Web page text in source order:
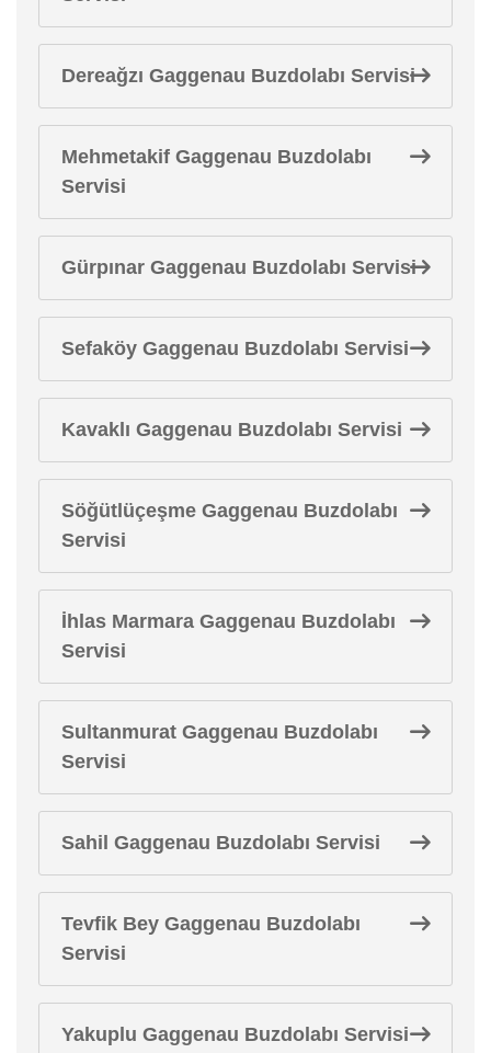
Dereağzı Gaggenau Buzdolabı Servisi
Mehmetakif Gaggenau Buzdolabı
Servisi
Gürpınar Gaggenau Buzdolabı Servisi
Sefaköy Gaggenau Buzdolabı Servisi
Kavaklı Gaggenau Buzdolabı Servisi
Söğütlüçeşme Gaggenau Buzdolabı
Servisi
İhlas Marmara Gaggenau Buzdolabı
Servisi
Sultanmurat Gaggenau Buzdolabı
Servisi
Sahil Gaggenau Buzdolabı Servisi
Tevfik Bey Gaggenau Buzdolabı
Servisi
Yakuplu Gaggenau Buzdolabı Servisi